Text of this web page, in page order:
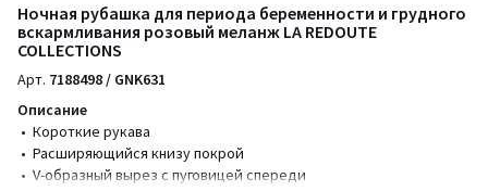
Ночная рубашка для периода беременности и грудного
вскармливания розовый меланж LA REDOUTE
COLLECTIONS
Арт. 7188498 / GNK631
Описание
• Короткие рукава
• Расширяющийся книзу покрой
• V-образный вырез с пуговицей спереди